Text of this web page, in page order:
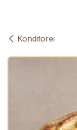
Konditorei